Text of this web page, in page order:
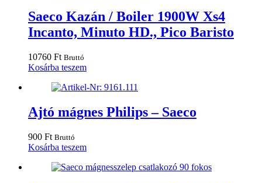
Saeco Kazán / Boiler 1900W Xs4
Incanto, Minuto HD., Pico Baristo
10760 Ft Bruttó
Kosárba teszem
Ajtó mágnes Philips – Saeco
900 Ft Bruttó
Kosárba teszem